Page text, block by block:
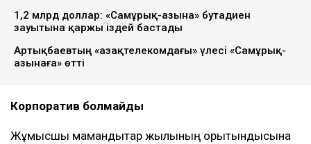
1,2 млрд доллар: «Самұрық-Қазына» бутадиен
зауытына қаржы іздей бастады
Артықбаевтың «Қазақтелекомдағы» үлесі «Самұрық-
Қазынаға» өтті
Корпоратив болмайды
Жұмысшы мамандықтар жылының қорытындысына